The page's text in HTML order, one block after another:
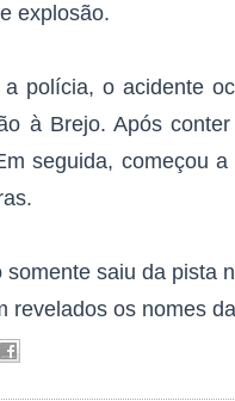
explosão.
a polícia, o acidente
à Brejo. Após
seguida, começou
somente saiu da pista
revelados os nomes